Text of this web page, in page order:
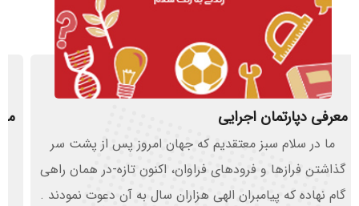
معرفی دپارتمان فرهنگی
اگر بخواهیم با نگاهی فهرست­‌وار، فرهنگ را تماشا کنیم
می‌توانیم بگوییم که فرهنگ عبارت است از ارزش‌ها، طرز
تفکر، مذهب، زبان، تحصیلات، زیباییشناسی، سازمان‌های